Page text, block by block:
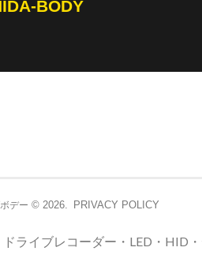
BODY
デー © 2026. PRIVACY POLICY
ライブレコーダー・LED・HID